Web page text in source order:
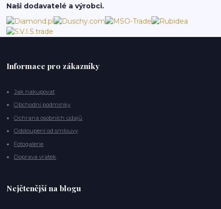
Naši dodavatelé a výrobci.
Informace pro zákazníky
Jak nakupovat
Obchodní podmínky
Ochrana osobních údajů
Odstoupení od smlouvy
Fotogalerie
Doprava vratek
Nejčtenější na blogu